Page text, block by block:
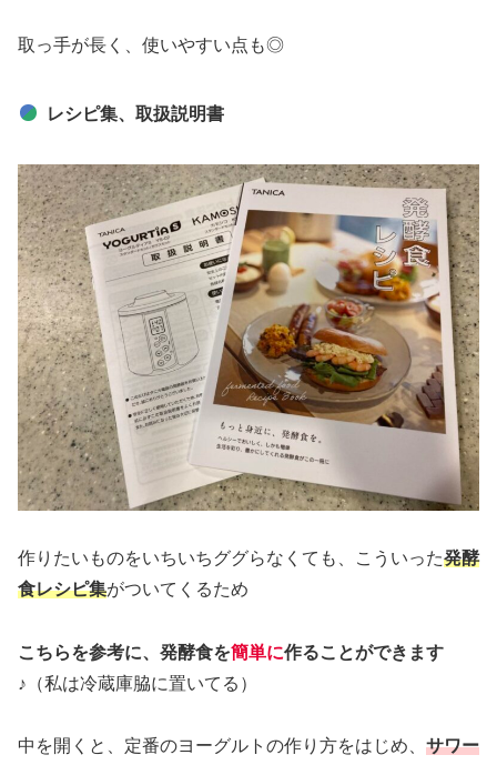
取っ手が長く、使いやすい点も◎
レシピ集、取扱説明書
作りたいものをいちいちググらなくても、こういった発酵
食レシピ集がついてくるため
こちらを参考に、発酵食を簡単に作ることができます
♪ （私は冷蔵庫脇に置いてる）
中を開くと、定番のヨーグルトの作り方をはじめ、 サワー